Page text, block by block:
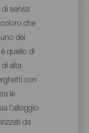
servizi
che
dei
quello di
di alta
con
le
l’alloggio
da